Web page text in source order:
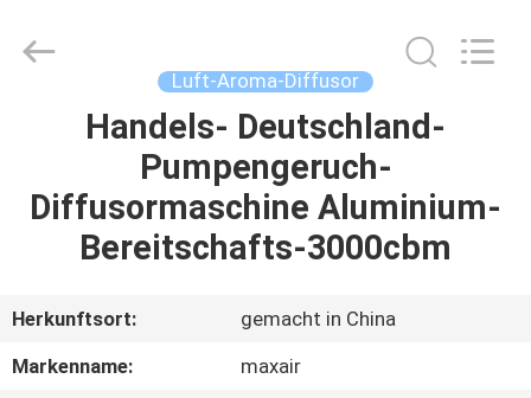
PRODUKTE
UNS
Luft-Aroma-Diffusor
Handels- Deutschland-
Pumpengeruch-
Diffusormaschine Aluminium-
Bereitschafts-3000cbm
Herkunftsort:
gemacht in China
Markenname:
maxair